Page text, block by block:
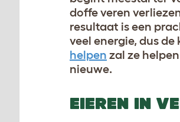
doffe veren
resultaat is een
veel energie, dus de
helpen zal ze
nieuwe.
EIEREN IN